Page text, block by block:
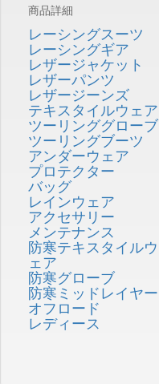
商品詳細
レーシングスーツ
レーシングギア
レザージャケット
レザーパンツ
レザージーンズ
テキスタイルウェア
ツーリンググローブ
ツーリングブーツ
アンダーウェア
プロテクター
バッグ
レインウェア
アクセサリー
メンテナンス
防寒テキスタイルウ
ェア
防寒グローブ
防寒ミッドレイヤー
オフロード
レディース